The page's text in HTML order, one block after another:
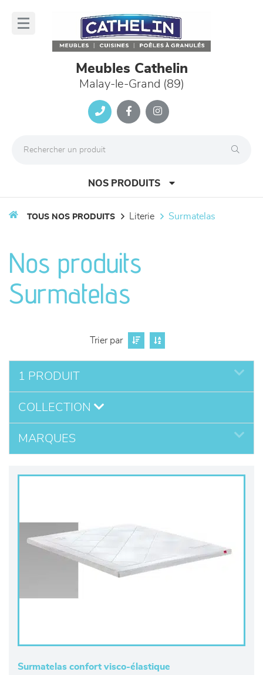
Meubles Cathelin
Malay-le-Grand (89)
NOS PRODUITS
séjours
meubles de complément
chambres et dressing
literie
décoration
TOUS NOS PRODUITS literie surmatelas
Nos produits
Surmatelas
Trier par
1 PRODUIT
COLLECTION
MARQUES
Surmatelas confort visco-élastique